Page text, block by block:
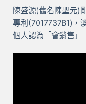
陳盛源(舊名陳聖元)
專利(7017737B1)，
個人認為「會銷售」